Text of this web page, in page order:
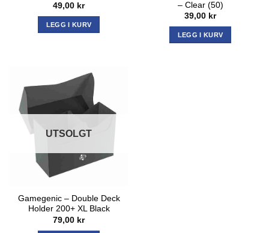
49,00 kr
LEGG I KURV
– Clear (50)
39,00 kr
LEGG I KURV
UTSOLGT
Gamegenic – Double Deck
Holder 200+ XL Black
79,00 kr